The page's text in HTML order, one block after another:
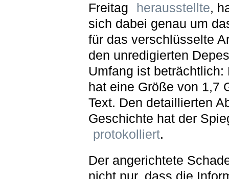
Freitag
herausstellte,
sich dabei genau um
für das verschlüsselte
den unredigierten
Umfang ist beträchtlich:
hat eine Größe von 1,7
Text. Den detaillierten
Geschichte hat der
protokolliert.
Der angerichtete
nicht nur, dass die